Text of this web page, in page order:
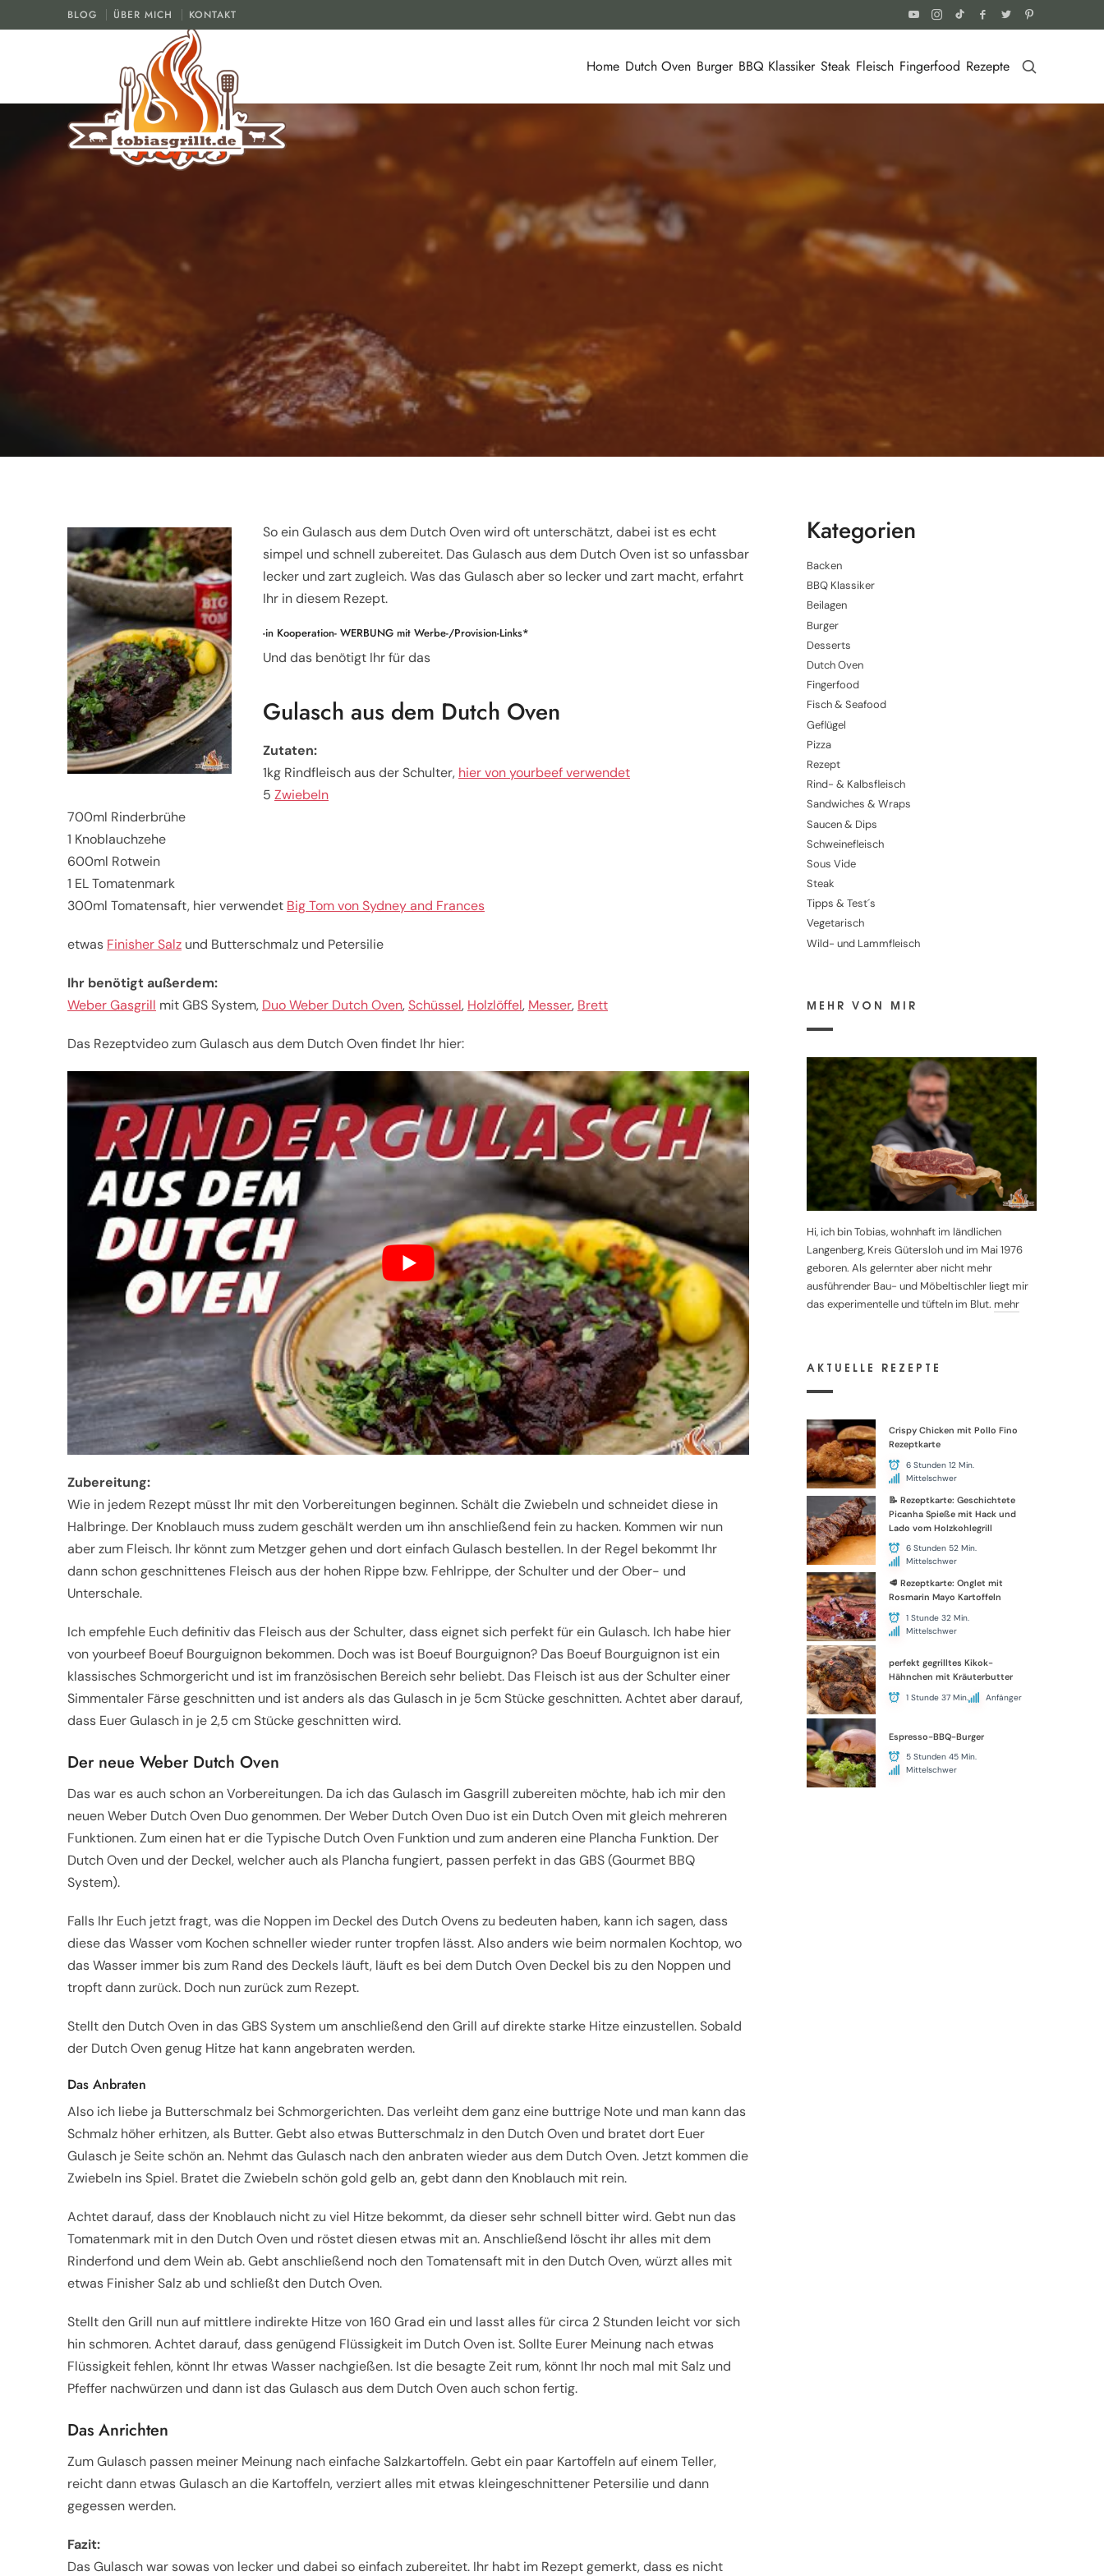
BLOG ÜBER MICH KONTAKT
tobiasgrillt.de Home Dutch Oven Burger BBQ Klassiker Steak Fleisch Fingerfood Rezepte
DUTCH OVEN REZEPT 22. NOVEMBER 2020 2LIKES
So ein Gulasch aus dem Dutch Oven wird oft unterschätzt, dabei ist es echt
simpel und schnell zubereitet. Das Gulasch aus dem Dutch Oven ist so unfassbar
lecker und zart zugleich. Was das Gulasch aber so lecker und zart macht, erfahrt
Ihr in diesem Rezept.
-in Kooperation- WERBUNG mit Werbe-/Provision-Links*
Und das benötigt Ihr für das
Gulasch aus dem Dutch Oven
Zutaten:
1kg Rindfleisch aus der Schulter, hier von yourbeef verwendet
5 Zwiebeln
700ml Rinderbrühe
1 Knoblauchzehe
600ml Rotwein
1 EL Tomatenmark
300ml Tomatensaft, hier verwendet Big Tom von Sydney and Frances
etwas Finisher Salz und Butterschmalz und Petersilie
Ihr benötigt außerdem:
Weber Gasgrill mit GBS System, Duo Weber Dutch Oven,Schüssel, Holzlöffel, Messer, Brett
Das Rezeptvideo zum Gulasch aus dem Dutch Oven findet Ihr hier:
Zubereitung:
Wie in jedem Rezept müsst Ihr mit den Vorbereitungen beginnen. Schält die Zwiebeln und schneidet diese in
Halbringe. Der Knoblauch muss zudem geschält werden um ihn anschließend fein zu hacken. Kommen wir nun
aber zum Fleisch. Ihr könnt zum Metzger gehen und dort einfach Gulasch bestellen. In der Regel bekommt Ihr
dann schon geschnittenes Fleisch aus der hohen Rippe bzw. Fehlrippe, der Schulter und der Ober- und
Unterschale.
Ich empfehle Euch definitiv das Fleisch aus der Schulter, dass eignet sich perfekt für ein Gulasch. Ich habe hier
von yourbeef Boeuf Bourguignon bekommen. Doch was ist Boeuf Bourguignon? Das Boeuf Bourguignon ist ein
klassisches Schmorgericht und ist im französischen Bereich sehr beliebt. Das Fleisch ist aus der Schulter einer
Simmentaler Färse geschnitten und ist anders als das Gulasch in je 5cm Stücke geschnitten. Achtet aber darauf,
dass Euer Gulasch in je 2,5 cm Stücke geschnitten wird.
Der neue Weber Dutch Oven
Das war es auch schon an Vorbereitungen. Da ich das Gulasch im Gasgrill zubereiten möchte, hab ich mir den
neuen Weber Dutch Oven Duo genommen. Der Weber Dutch Oven Duo ist ein Dutch Oven mit gleich mehreren
Funktionen. Zum einen hat er die Typische Dutch Oven Funktion und zum anderen eine Plancha Funktion. Der
Dutch Oven und der Deckel, welcher auch als Plancha fungiert, passen perfekt in das GBS (Gourmet BBQ
System).
Falls Ihr Euch jetzt fragt, was die Noppen im Deckel des Dutch Ovens zu bedeuten haben, kann ich sagen, dass
diese das Wasser vom Kochen schneller wieder runter tropfen lässt. Also anders wie beim normalen Kochtop, wo
das Wasser immer bis zum Rand des Deckels läuft, läuft es bei dem Dutch Oven Deckel bis zu den Noppen und
tropft dann zurück. Doch nun zurück zum Rezept.
Stellt den Dutch Oven in das GBS System um anschließend den Grill auf direkte starke Hitze einzustellen. Sobald
der Dutch Oven genug Hitze hat kann angebraten werden.
Das Anbraten
Also ich liebe ja Butterschmalz bei Schmorgerichten. Das verleiht dem ganz eine buttrige Note und man kann das
Schmalz höher erhitzen, als Butter. Gebt also etwas Butterschmalz in den Dutch Oven und bratet dort Euer
Gulasch je Seite schön an. Nehmt das Gulasch nach den anbraten wieder aus dem Dutch Oven. Jetzt kommen die
Zwiebeln ins Spiel. Bratet die Zwiebeln schön gold gelb an, gebt dann den Knoblauch mit rein.
Achtet darauf, dass der Knoblauch nicht zu viel Hitze bekommt, da dieser sehr schnell bitter wird. Gebt nun das
Tomatenmark mit in den Dutch Oven und röstet diesen etwas mit an. Anschließend löscht ihr alles mit dem
Rinderfond und dem Wein ab. Gebt anschließend noch den Tomatensaft mit in den Dutch Oven, würzt alles mit
etwas Finisher Salz ab und schließt den Dutch Oven.
Stellt den Grill nun auf mittlere indirekte Hitze von 160 Grad ein und lasst alles für circa 2 Stunden leicht vor sich
hin schmoren. Achtet darauf, dass genügend Flüssigkeit im Dutch Oven ist. Sollte Eurer Meinung nach etwas
Flüssigkeit fehlen, könnt Ihr etwas Wasser nachgießen. Ist die besagte Zeit rum, könnt Ihr noch mal mit Salz und
Pfeffer nachwürzen und dann ist das Gulasch aus dem Dutch Oven auch schon fertig.
Das Anrichten
Zum Gulasch passen meiner Meinung nach einfache Salzkartoffeln. Gebt ein paar Kartoffeln auf einem Teller,
reicht dann etwas Gulasch an die Kartoffeln, verziert alles mit etwas kleingeschnittener Petersilie und dann
gegessen werden.
Fazit:
Das Gulasch war sowas von lecker und dabei so einfach zubereitet. Ihr habt im Rezept gemerkt, dass es nicht
Kategorien
Backen
BBQ Klassiker
Beilagen
Burger
Desserts
Dutch Oven
Fingerfood
Fisch & Seafood
Geflügel
Pizza
Rezept
Rind- & Kalbsfleisch
Sandwiches & Wraps
Saucen & Dips
Schweinefleisch
Sous Vide
Steak
Tipps & Test´s
Vegetarisch
Wild- und Lammfleisch
MEHR VON MIR
Hi, ich bin Tobias, wohnhaft im ländlichen
Langenberg, Kreis Gütersloh und im Mai 1976
geboren. Als gelernter aber nicht mehr
ausführender Bau- und Möbeltischler liegt mir
das experimentelle und tüfteln im Blut. mehr
AKTUELLE REZEPTE
Crispy Chicken mit Pollo Fino
Rezeptkarte
6 Stunden 12 Min.
Mittelschwer
📝 Rezeptkarte: Geschichtete
Picanha Spieße mit Hack und
Lado vom Holzkohlegrill
6 Stunden 52 Min.
Mittelschwer
🥩 Rezeptkarte: Onglet mit
Rosmarin Mayo Kartoffeln
1 Stunde 32 Min.
Mittelschwer
perfekt gegrilltes Kikok-
Hähnchen mit Kräuterbutter
1 Stunde 37 Min. Anfänger
Espresso-BBQ-Burger
5 Stunden 45 Min.
Mittelschwer